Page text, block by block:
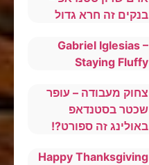
בנקים זה חרא גדול
Gabriel Iglesias –
Staying Fluffy
צחוק מעבודה – עופר
שכטר בסטנדאפ
באולינג זה ספורט?!
Happy Thanksgiving